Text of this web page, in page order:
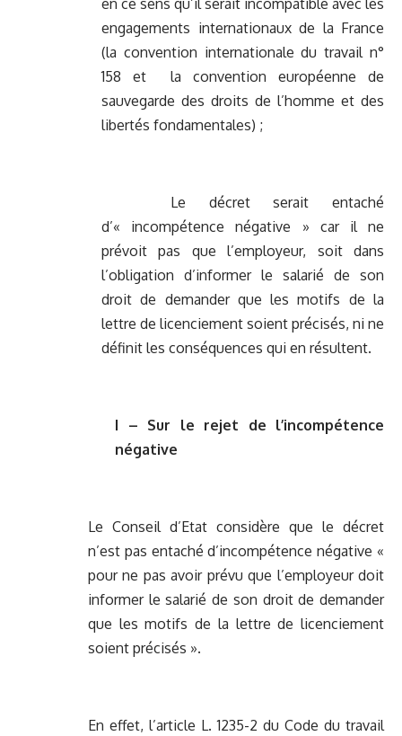
en ce sens qu’il serait incompatible avec les
engagements internationaux de la France
(la convention internationale du travail n°
158 et la convention européenne de
sauvegarde des droits de l’homme et des
libertés fondamentales) ;
Le décret serait entaché
d’« incompétence négative » car il ne
prévoit pas que l’employeur, soit dans
l’obligation d’informer le salarié de son
droit de demander que les motifs de la
lettre de licenciement soient précisés, ni ne
définit les conséquences qui en résultent.
I – Sur le rejet de l’incompétence
négative
Le Conseil d’Etat considère que le décret
n’est pas entaché d’incompétence négative «
pour ne pas avoir prévu que l’employeur doit
informer le salarié de son droit de demander
que les motifs de la lettre de licenciement
soient précisés ».
En effet, l’article L. 1235-2 du Code du travail